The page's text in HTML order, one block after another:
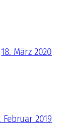
18. März 2020
Februar 2019